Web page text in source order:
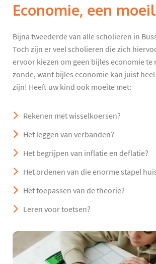
Economie, een
Bijna tweederde van alle scholieren in
Toch zijn er veel scholieren die zich
ervoor kiezen om geen bijles economie te
zonde, want bijles economie kan juist
zijn! Heeft uw kind ook moeite met:
Rekenen met wisselkoersen?
Het leggen van verbanden?
Het begrijpen van inflatie en deflatie?
Het ordenen van die enorme stapel
Het toepassen van de theorie?
Leren voor toetsen?